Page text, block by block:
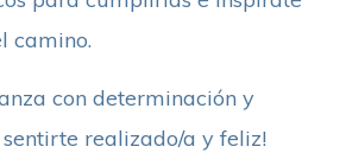
camino.
con determinación y
realizado/a y feliz!